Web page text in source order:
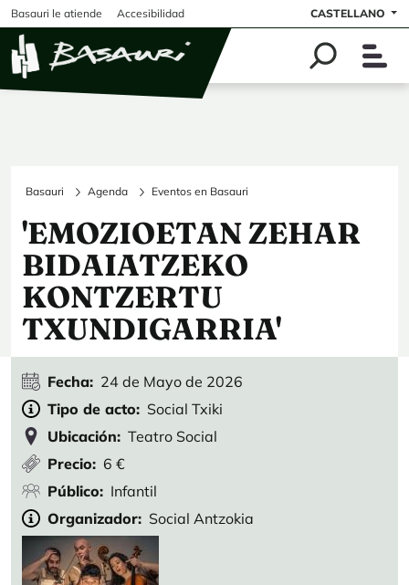
Pasar al contenido principal
Basauri le atiende Accesibilidad CASTELLANO
Basauri Agenda Eventos en Basauri
'EMOZIOETAN ZEHAR
BIDAIATZEKO
KONTZERTU
TXUNDIGARRIA'
Fecha
24 de Mayo de 2026
Tipo de acto
Social Txiki
Ubicación
Teatro Social
Precio
6 €
Público
Infantil
Organizador
Social Antzokia